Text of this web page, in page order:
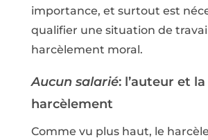
importance, et surtout est
qualifier une situation de
harcèlement moral.
Aucun salarié: l’auteur et
harcèlement
Comme vu plus haut, le